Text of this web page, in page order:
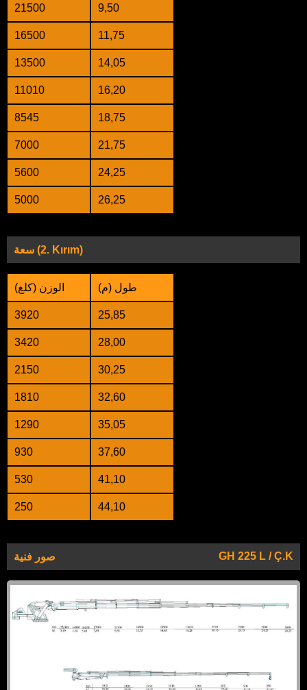
21500 9,50
16500 11,75
13500 14,05
11010 16,20
8545 18,75
7000 21,75
5600 24,25
5000 26,25
سعة (2. Kırım)
الوزن (كلغ) طول (م)
3920 25,85
3420 28,00
2150 30,25
1810 32,60
1290 35,05
930 37,60
530 41,10
250 44,10
صور فنية GH 225 L / Ç.K